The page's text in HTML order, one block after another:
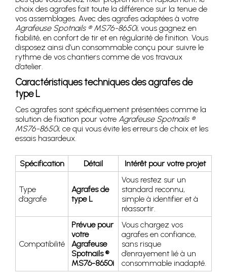
choix des agrafes fait toute la différence sur la tenue de
vos assemblages. Avec des agrafes adaptées à votre
Agrafeuse Spotnails ® MS76-8650i, vous gagnez en
fiabilité, en confort de tir et en régularité de finition. Vous
disposez ainsi d’un consommable conçu pour suivre le
rythme de vos chantiers comme de vos travaux
d’atelier.
Caractéristiques techniques des agrafes de
type L
Ces agrafes sont spécifiquement présentées comme la
solution de fixation pour votre Agrafeuse Spotnails ®
MS76-8650i, ce qui vous évite les erreurs de choix et les
essais hasardeux.
Spécification Détail Intérêt pour votre projet
Type
d’agrafe
Agrafes de
type L
Vous restez sur un
standard reconnu,
simple à identifier et à
réassortir.
Compatibilité
Prévue pour
votre
Agrafeuse
Spotnails ®
MS76-8650i
Vous chargez vos
agrafes en confiance,
sans risque
d’enrayement lié à un
consommable inadapté.